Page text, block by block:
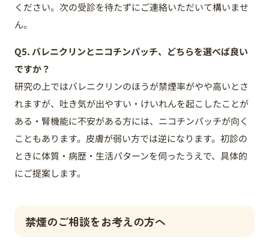
ください。次の受診を待たずにご連絡いただいて構いませ
ん。
Q5. バレニクリンとニコチンパッチ、どちらを選べば良い
ですか？
研究の上ではバレニクリンのほうが禁煙率がやや高いとさ
れますが、吐き気が出やすい・けいれんを起こしたことが
ある・腎機能に不安がある方には、ニコチンパッチが向く
こともあります。皮膚が弱い方では逆になります。初診の
ときに体質・病歴・生活パターンを伺ったうえで、具体的
にご提案します。
禁煙のご相談をお考えの方へ